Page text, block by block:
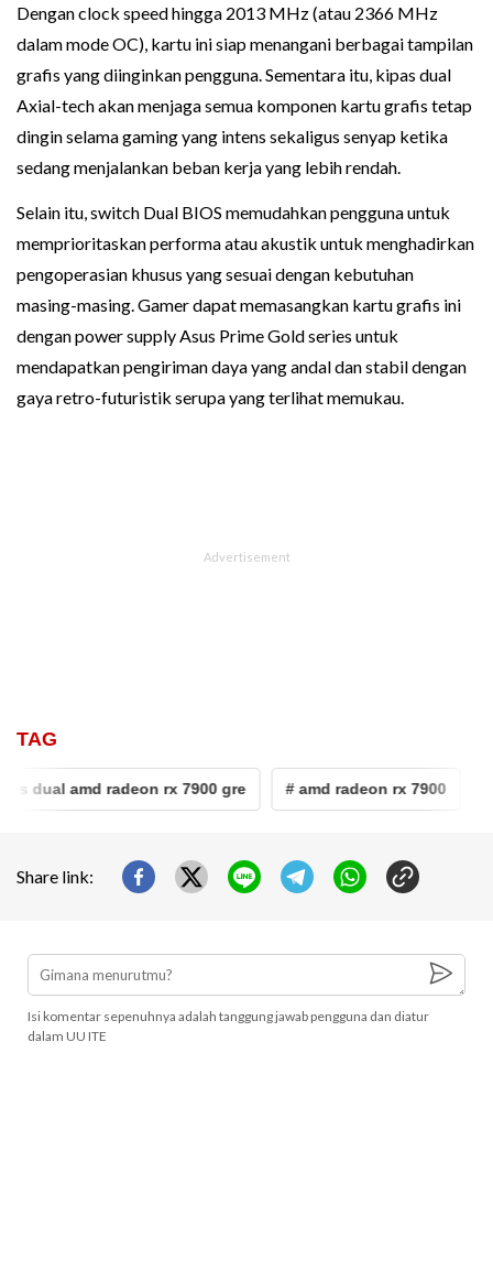
Dengan clock speed hingga 2013 MHz (atau 2366 MHz
dalam mode OC), kartu ini siap menangani berbagai tampilan
grafis yang diinginkan pengguna. Sementara itu, kipas dual
Axial-tech akan menjaga semua komponen kartu grafis tetap
dingin selama gaming yang intens sekaligus senyap ketika
sedang menjalankan beban kerja yang lebih rendah.
Selain itu, switch Dual BIOS memudahkan pengguna untuk
memprioritaskan performa atau akustik untuk menghadirkan
pengoperasian khusus yang sesuai dengan kebutuhan
masing-masing. Gamer dapat memasangkan kartu grafis ini
dengan power supply Asus Prime Gold series untuk
mendapatkan pengiriman daya yang andal dan stabil dengan
gaya retro-futuristik serupa yang terlihat memukau.
TAG
dual amd radeon rx 7900 gre # amd radeon rx 7900
Share link:
Isi komentar sepenuhnya adalah tanggung jawab pengguna dan diatur
dalam UU ITE